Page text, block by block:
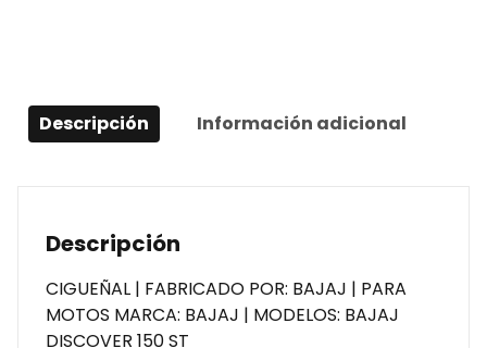
Descripción Información adicional
Descripción
CIGUEÑAL | FABRICADO POR: BAJAJ | PARA
MOTOS MARCA: BAJAJ | MODELOS: BAJAJ
DISCOVER 150 ST